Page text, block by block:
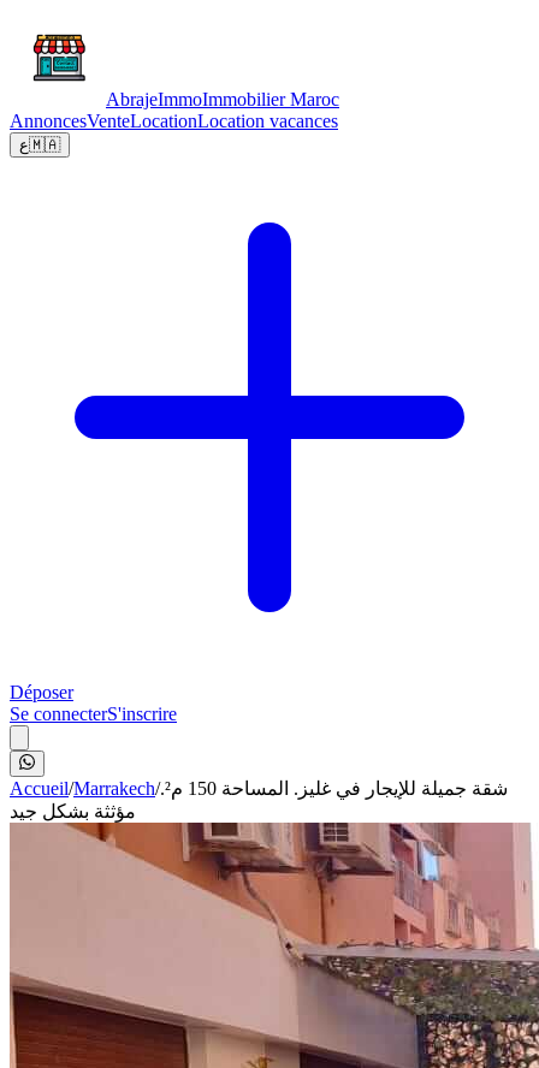
AbrajeImmoImmobilier Maroc
AnnoncesVenteLocationLocation vacances
ع🇲🇦
Déposer
Se connecterS'inscrire
Accueil/Marrakech/شقة جميلة للإيجار في غليز. المساحة 150 م².
مؤثثة بشكل جيد